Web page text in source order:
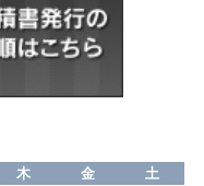
木 金
土